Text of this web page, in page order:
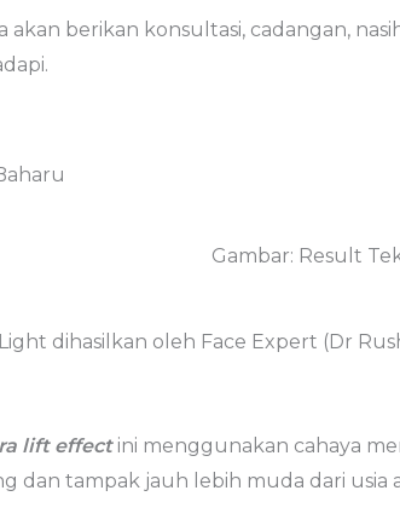
akan berikan konsultasi, cadangan,
Gambar: Result
dihasilkan oleh Face Expert (Dr
lift effectini menggunakan cahaya
dan tampak jauh lebih muda dari usia